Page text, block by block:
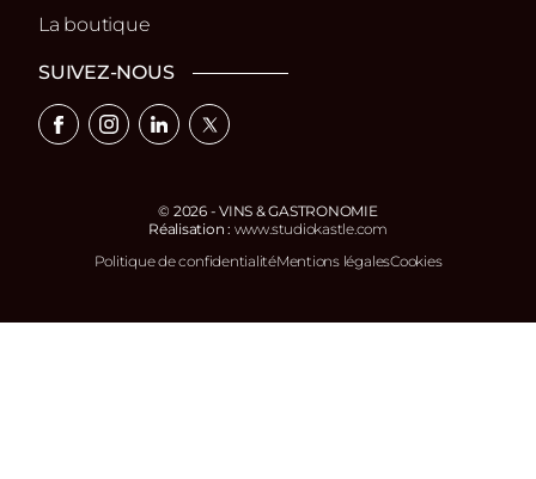
La boutique
SUIVEZ-NOUS
FacebookInstagram
Linkedin
X
© 2026 - VINS & GASTRONOMIE
Réalisation : www.studiokastle.com
Politique de confidentialitéMentions légalesCookies